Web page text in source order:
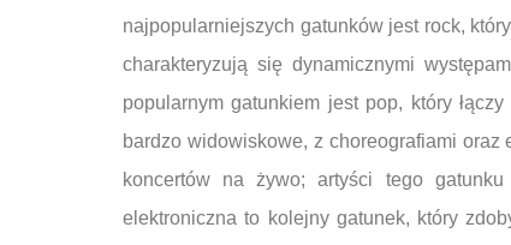
najpopularniejszych gatunków jest rock,
charakteryzują się dynamicznymi
popularnym gatunkiem jest pop, który
bardzo widowiskowe, z choreografiami
koncertów na żywo; artyści tego
elektroniczna to kolejny gatunek, który